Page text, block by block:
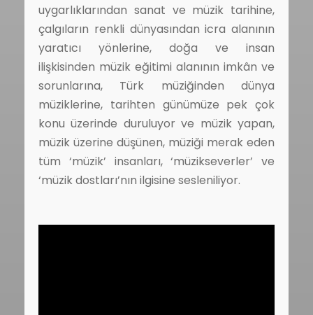
uygarlıklarından sanat ve müzik tarihine,
çalgıların renkli dünyasından icra alanının
yaratıcı yönlerine, doğa ve insan
ilişkisinden müzik eğitimi alanının imkân ve
sorunlarına, Türk müziğinden dünya
müziklerine, tarihten günümüze pek çok
konu üzerinde duruluyor ve müzik yapan,
müzik üzerine düşünen, müziği merak eden
tüm ‘müzik’ insanları, ‘müzikseverler’ ve
‘müzik dostları’nın ilgisine sesleniliyor.